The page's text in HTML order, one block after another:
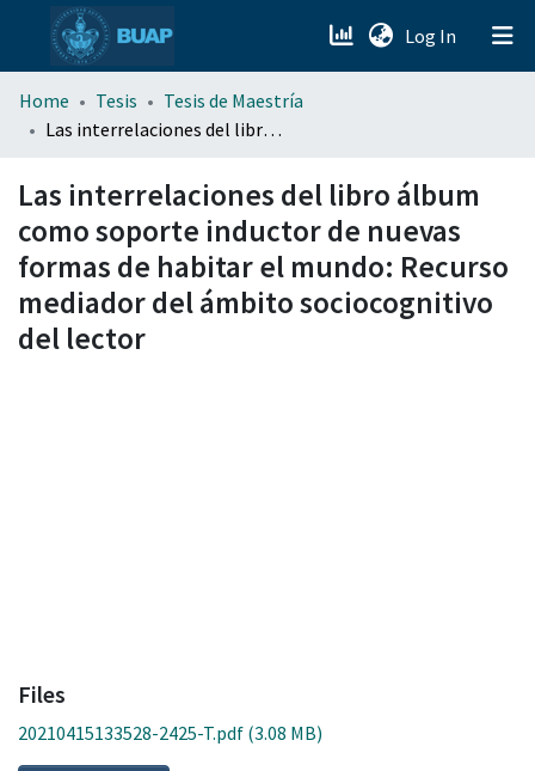
Log In (current)
menu.section.about_menu
Home Tesis
Tesis de Maestría
Las interrelaciones del libro álbum como soporte inductor de nuevas formas de habitar el mundo: Recurso mediador del ámbito sociocognitivo del lector
Las interrelaciones del libro álbum
como soporte inductor de nuevas
formas de habitar el mundo: Recurso
mediador del ámbito sociocognitivo
del lector
Files
20210415133528-2425-T.pdf (3.08 MB)